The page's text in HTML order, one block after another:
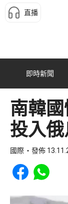
直播
即時新聞
南韓
投入
國際 發佈
Share to Facebook
Share to